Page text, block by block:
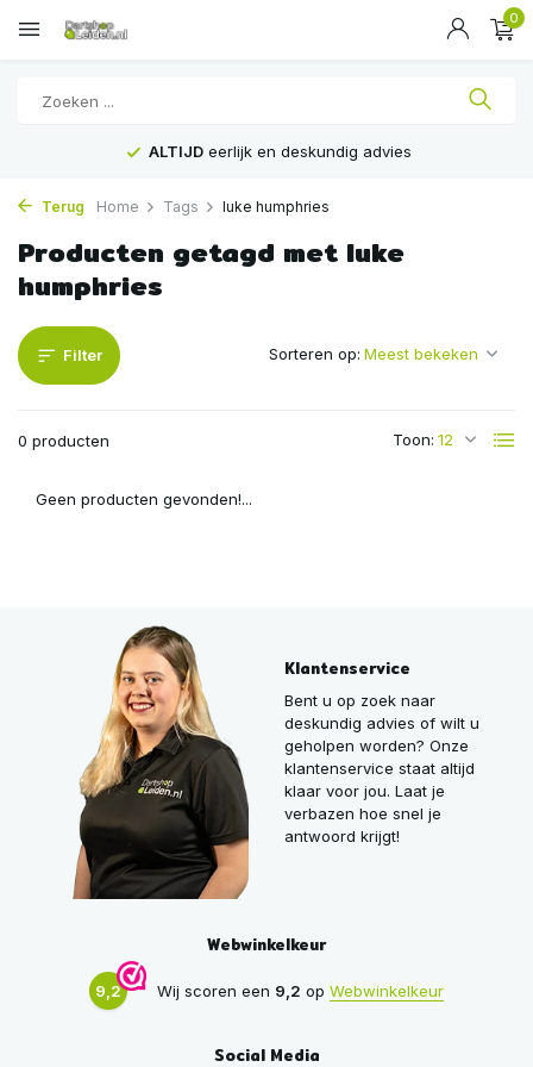
0
ALTIJD eerlijk en deskundig advies
Terug Home Tags luke humphries
Producten getagd met luke
humphries
Filter
0 producten Toon:
Sorteren op:
Geen producten gevonden!...
Klantenservice
Bent u op zoek naar
deskundig advies of wilt u
geholpen worden? Onze
klantenservice staat altijd
klaar voor jou. Laat je
verbazen hoe snel je
antwoord krijgt!
Webwinkelkeur
9,2 Wij scoren een 9,2 op Webwinkelkeur
Social Media